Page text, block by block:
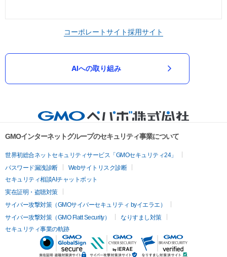
コーポレートサイト採用サイト
AIへの取り組み
GMOインターネットグループのセキュリティ事業について
世界初総合ネットセキュリティサービス「GMOセキュリティ24」
パスワード漏洩診断
Webサイトリスク診断
セキュリティ相談AIチャットボット
実在証明・盗聴対策
サイバー攻撃対策（GMOサイバーセキュリティ byイエラエ）
サイバー攻撃対策（GMO Flatt Security）
なりすまし対策
セキュリティ事業の軌跡